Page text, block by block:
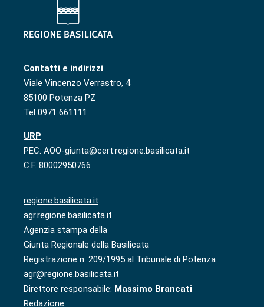
Contatti e indirizzi
Viale Vincenzo Verrastro, 4
85100 Potenza PZ
Tel 0971 661111
URP
PEC: AOO-giunta@cert.regione.basilicata.it
C.F. 80002950766
regione.basilicata.it
agr.regione.basilicata.it
Agenzia stampa della
Giunta Regionale della Basilicata
Registrazione n. 209/1995 al Tribunale di Potenza
agr@regione.basilicata.it
Direttore responsabile: Massimo Brancati
Redazione